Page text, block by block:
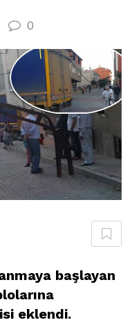
0
başlayan
eklendi.